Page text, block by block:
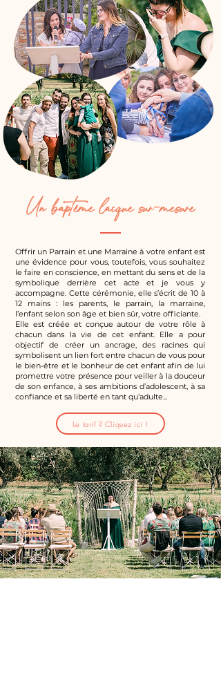
Un baptême laïque sur-mesure
Offrir un Parrain et une Marraine à votre enfant est
une évidence pour vous, toutefois, vous souhaitez
le faire en conscience, en mettant du sens et de la
symbolique derrière cet acte et je vous y
accompagne. Cette cérémonie, elle s’écrit de 10 à
12 mains : les parents, le parrain, la marraine,
l’enfant selon son âge et bien sûr, votre officiante.
Elle est créée et conçue autour de votre rôle à
chacun dans la vie de cet enfant. Elle a pour
objectif de créer un ancrage, des racines qui
symbolisent un lien fort entre chacun de vous pour
le bien-être et le bonheur de cet enfant afin de lui
promettre votre présence pour veiller à la douceur
de son enfance, à ses ambitions d’adolescent, à sa
confiance et sa liberté en tant qu’adulte...
Le tarif ? Cliquez ici !